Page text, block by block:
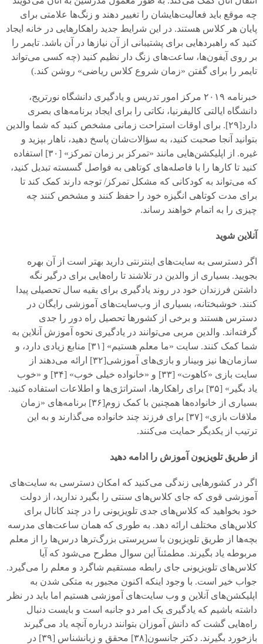
چه موقع باید فعالیت‌هایشان را تغییر دهند و زنگ‌ها علامتی برای
پایان هر کلاس هستند. در این شرایط جدید راهکارهایی در خانه ایجاد
کنید که راهبردهایی برای پشتیبانی از آن نیازها در آن باشد. تایمر را
بر روی آیفون‌ها، ساعت‌های زنگ دار نظیم کنید (چه کسی می‌تواند
تایمر را برای گفتن «زمان شروع کلاس ریاضی» روشن کند.)
خبرنامه ۲۰۱۹ مرکز امور تدریس و یادگیری دانشگاه نورتریج،
دانشگاه ایالتی کالیفرنیا، نکاتی را برای ایجاد برنامه‌های بصری
دارد[۲۹].
برای اوقات استراحت زمانی مشخص کنید که شما والدین
بتوانید آنجا صحبت کنید، به سؤالات‌شان پاسخ دهید، ناهار بپزید و
غیره. از اپلیکشن‌هایی مانند «تمرکز بر زمان تمرکز» [۳۰]
استفاده
کنید تا کارها را با فاصله‌های کوتاهی به فواصل گسسته تبدیل کنید،
که می‌تواند به کودکانی که مشکل تمرکز/ توجه دارند کمک کند تا
برای مدت کوتاهی انگیزه خود را حفظ کنند و مشخص کنند چه
چیزی را به اتمام خواهند رساند.
آنلاین شوید
اگر دسترسی به سایت‌های اینترنتی دارید بهتر است از آن بهره
بجویید. بسیاری از والدین در تلاشند تا راه‌هایی برای درگیر نگه
داشتن فرزندان خود در روند یادگیری برای بقیه سال تحصیلی پیدا
کنند. خوشبختانه، بسیاری از وب‌سایت‌های آموزشی رایگان در
دسترس هستند و برخی از کشورها تحصیل راه دور را جدی
گرفته‌اند. والدین مربی می‌توانند در یادگیری نحوه آموزش آنلاین به
شما کمک کنند. سایت «ما معلم هستیم» [۳۱] منابع زیادی دارد، و
سازمان‌ها نیز وبینار و بازی‌های آموزشی[۳۲]
ارائه می‌دهند از
سایت بازی «کاهوت» [۳۳] و «خانواده خیلی خوب» [۳۴] و «خوب
یاد بگیر» [۳۵] برای راهکارها، استراتژی‌ها و اطلاعات استفاده کنید.
بسیاری از خانواده‌ها همچنین با کمک زوم[۳۶] برنامه‌های «زمان
ملاقات بازی» [۳۷] برای فرزند چند خانواده می‌گذارند و به این
ترتیب از یکدیگر حمایت می‌کنند.
از طریق تلویزیون آموزش را ادامه دهید
اگر در کشورهایی زندگی می‌کنید که امکان دسترسی به سایت‌های
آموزشی قوی که جای کلاس‌های سنتی را بگیرد ندارید، از دولت
خود بخواهید که کلاس‌های جدی تلویزیونی را در چند کانال برای
کلاس‌های مختلف ارائه دهد. به طوری که همان ساعت‌های مدرسه
بچه‌ها از طریق تلویزیون با سرپرستی بزرگ‌ترها درس‌ها را از معلم
مربوطه یاد بگیرند. مطمئنآ این سوال مطرح می‌شود که آیا
کلاس‌های تلویزیونی جای رابطه مستقیم شاگرد و معلم را می‌گیرد.
جواب خیر است. با وجود اینکه اکنون مجبور به متکی شدن به
اپلیکشن‌های آنلاین و وب سایت‌های آموزشی هستیم اما باید در نظر
داشته باشیم که یادگیری یک امر دو جانبه است و بایست دنبال
راه‌هایی گشت که دانش آموزان بتوانند درباره آنچه یاد می‌گیرند
بازخورد بگیرند. دکتر جانسون[۳۸] محقق و زبانشناس [۳۹] در